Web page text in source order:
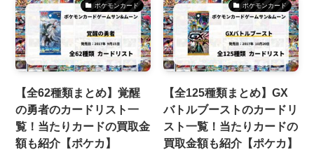
ポケモンカード
【全62種類まとめ】覚醒
の勇者のカードリスト一
覧！当たりカードの買取金
額も紹介【ポケカ】
ポケモンカード
【全125種類まとめ】GX
バトルブーストのカードリ
スト一覧！当たりカードの
買取金額も紹介【ポケカ】